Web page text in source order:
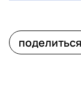
поделиться